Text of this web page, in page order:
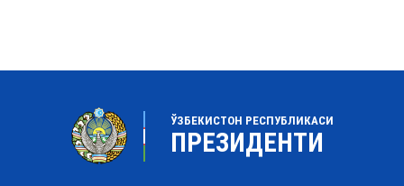
ЎЗБЕКИСТОН РЕСПУБЛИКАСИ
ПРЕЗИДЕНТИ